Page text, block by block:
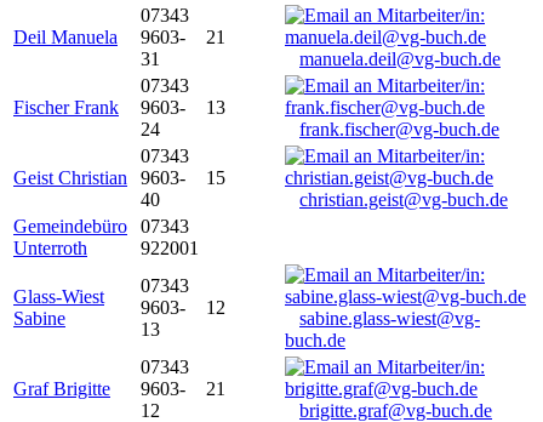
Deil Manuela
07343
9603-
31
21
manuela.deil@vg-buch.de
Fischer Frank
07343
9603-
24
13
frank.fischer@vg-buch.de
Geist Christian
07343
9603-
40
15
christian.geist@vg-buch.de
Gemeindebüro
Unterroth
07343
922001
Glass-Wiest
Sabine
07343
9603-
13
12
sabine.glass-wiest@vg-
buch.de
Graf Brigitte
07343
9603-
12
21
brigitte.graf@vg-buch.de